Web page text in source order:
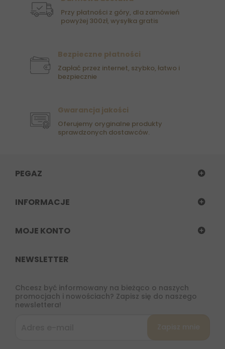
Przy płatności z góry, dla zamówień
powyżej 300zł, wysyłka gratis
Bezpieczne płatności
Zapłać przez internet, szybko, łatwo i
bezpiecznie
Gwarancja jakości
Oferujemy oryginalne produkty
sprawdzonych dostawców.
PEGAZ
INFORMACJE
MOJE KONTO
NEWSLETTER
Chcesz być informowany na bieżąco o naszych
promocjach i nowościach? Zapisz się do naszego
newslettera!